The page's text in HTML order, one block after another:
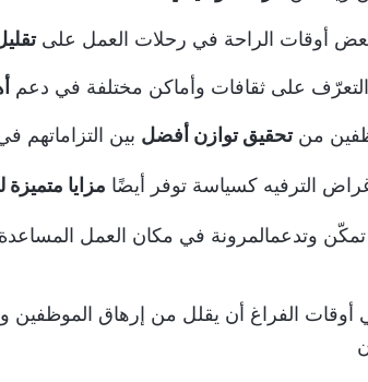
أوقات الراحة في رحلات العمل على
على ثقافات وأماكن مختلفة في دعم
منتحقيق توازن أفضل بين التزاماتهم
الترفيه كسياسة توفر أيضًا مزايا
تمكّن وتدعمالمرونة في مكان العمل
الفراغ أن يقلل من إرهاق الموظفين